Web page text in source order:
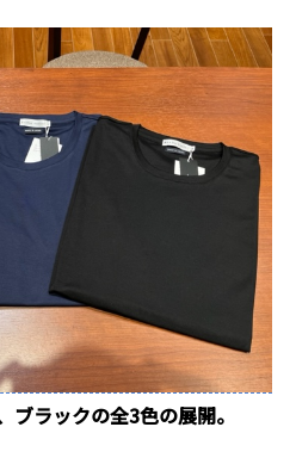
ブラックの全3色の展開。